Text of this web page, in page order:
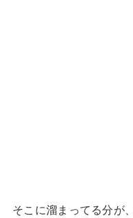
そこに溜まってる分が